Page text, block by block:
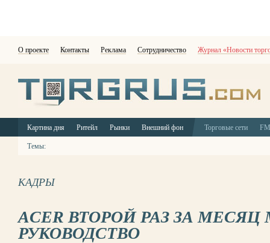
О проекте Контакты Реклама Сотрудничество Журнал «Новости
Картина дня Ритейл Рынки Внешний фон Торговые сети
Темы:
КАДРЫ
ACER ВТОРОЙ РАЗ ЗА
РУКОВОДСТВО